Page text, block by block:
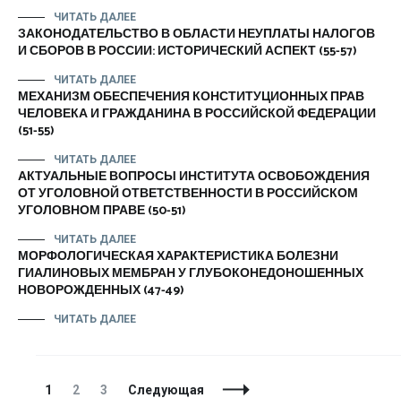
ЧИТАТЬ ДАЛЕЕ
ЗАКОНОДАТЕЛЬСТВО В ОБЛАСТИ НЕУПЛАТЫ НАЛОГОВ
И СБОРОВ В РОССИИ: ИСТОРИЧЕСКИЙ АСПЕКТ (55-57)
ЧИТАТЬ ДАЛЕЕ
МЕХАНИЗМ ОБЕСПЕЧЕНИЯ КОНСТИТУЦИОННЫХ ПРАВ
ЧЕЛОВЕКА И ГРАЖДАНИНА В РОССИЙСКОЙ ФЕДЕРАЦИИ
(51-55)
ЧИТАТЬ ДАЛЕЕ
АКТУАЛЬНЫЕ ВОПРОСЫ ИНСТИТУТА ОСВОБОЖДЕНИЯ
ОТ УГОЛОВНОЙ ОТВЕТСТВЕННОСТИ В РОССИЙСКОМ
УГОЛОВНОМ ПРАВЕ (50-51)
ЧИТАТЬ ДАЛЕЕ
МОРФОЛОГИЧЕСКАЯ ХАРАКТЕРИСТИКА БОЛЕЗНИ
ГИАЛИНОВЫХ МЕМБРАН У ГЛУБОКОНЕДОНОШЕННЫХ
НОВОРОЖДЕННЫХ (47-49)
ЧИТАТЬ ДАЛЕЕ
Навигация
Страница
1 Страница
2 Страница
3 Следующая